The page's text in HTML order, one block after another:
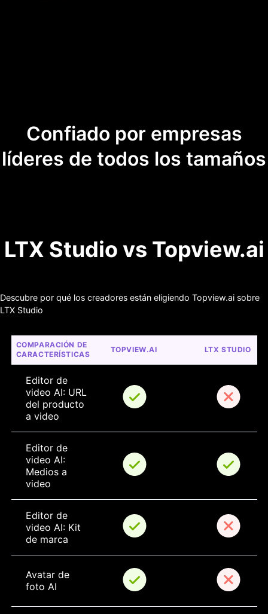
Confiado por empresas
líderes de todos los tamaños
LTX Studio vs Topview.ai
Descubre por qué los creadores están eligiendo Topview.ai sobre
LTX Studio
COMPARACIÓN DE
CARACTERÍSTICAS
TOPVIEW.AI LTX STUDIO
Editor de
video AI: URL
del producto
a video
Editor de
video AI:
Medios a
video
Editor de
video AI: Kit
de marca
Avatar de
foto AI